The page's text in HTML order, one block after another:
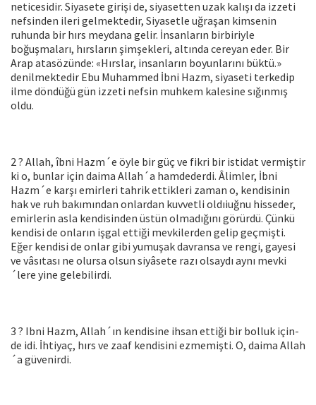
neticesi­dir. Siyasete girişi de, siyasetten uzak kalışı da izzeti
nefsinden ile­ri gelmektedir, Siyasetle uğraşan kimsenin
ruhunda bir hırs mey­dana gelir. İnsanların birbiriyle
boğuşmaları, hırsların şimşekleri, altında cereyan eder. Bir
Arap atasözünde: «Hırslar, insanların bo­yunlarını büktü.»
denilmektedir Ebu Muhammed İbni Hazm, siya­seti terkedip
ilme döndüğü gün izzeti nefsin muhkem kalesine sı­ğınmış
oldu.
2 ? Allah, îbni Hazm´e öyle bir güç ve fikri bir istidat vermiştir
ki o, bunlar için daima Allah´a hamdederdi. Âlimler, İbni
Hazm´e karşı emirleri tahrik ettikleri zaman o, kendisinin
hak ve ruh bakı­mından onlardan kuvvetli oldıiuğnu hisseder,
emirlerin asla kendi­sinden üstün olmadığını görürdü. Çünkü
kendisi de onların işgal ettiği mevkilerden gelip geçmişti.
Eğer kendisi de onlar gibi yumu­şak davransa ve rengi, gayesi
ve vâsıtası ne olursa olsun siyâsete razı olsaydı aynı mevki
´lere yine gelebilirdi.
3 ? Ibni Hazm, Allah´ın kendisine ihsan ettiği bir bolluk için­
de idi. İhtiyaç, hırs ve zaaf kendisini ezmemişti. O, daima Allah
´a gü­venirdi.